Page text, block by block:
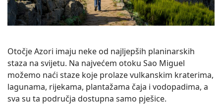
Otočje Azori imaju neke od najljepših planinarskih
staza na svijetu. Na najvećem otoku Sao Miguel
možemo naći staze koje prolaze vulkanskim kraterima,
lagunama, rijekama, plantažama čaja i vodopadima, a
sva su ta područja dostupna samo pješice.